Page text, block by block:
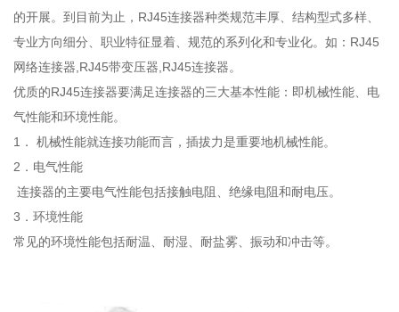
的开展。到目前为止，RJ45连接器种类规范丰厚、结构型式多样、
专业方向细分、职业特征显着、规范的系列化和专业化。如：RJ45
网络连接器,RJ45带变压器,RJ45连接器。
优质的RJ45连接器要满足连接器的三大基本性能：即机械性能、电
气性能和环境性能。
1． 机械性能就连接功能而言，插拔力是重要地机械性能。
2．电气性能
连接器的主要电气性能包括接触电阻、绝缘电阻和耐电压。
3．环境性能
常见的环境性能包括耐温、耐湿、耐盐雾、振动和冲击等。